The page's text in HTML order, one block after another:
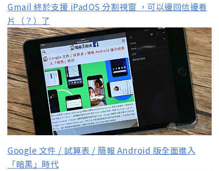
Gmail 終於支援 iPadOS 分割視窗 ，可以邊回信邊看
片（？）了
Google 文件 / 試算表 / 簡報 Android 版全面進入
「暗黑」時代